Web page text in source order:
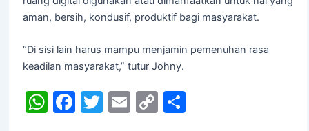
aman, bersih, kondusif, produktif bagi masyarakat.
“Di sisi lain harus mampu menjamin pemenuhan rasa
keadilan masyarakat,” tutur Johny.
W F T E C S